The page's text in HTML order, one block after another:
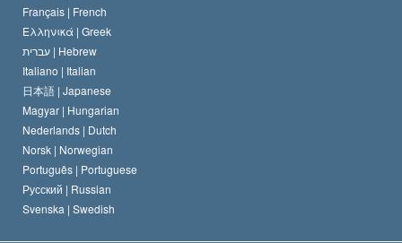
Français | French
Ελληνικά | Greek
עברית | Hebrew
Italiano | Italian
日本語 | Japanese
Magyar | Hungarian
Nederlands | Dutch
Norsk | Norwegian
Português | Portuguese
Русский | Russian
Svenska | Swedish